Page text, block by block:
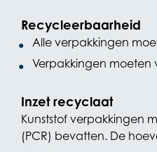
Recycleerbaarheid
Alle verpakkingen
Verpakkingen moeten
Inzet recyclaat
Kunststof verpakkingen
(PCR) bevatten. De